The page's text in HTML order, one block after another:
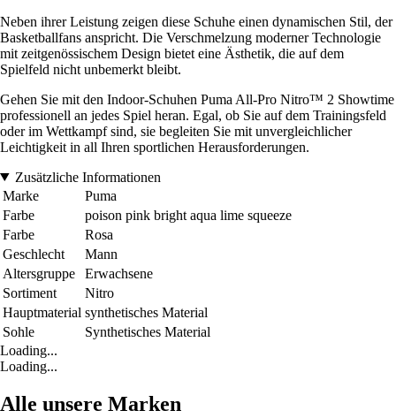
Neben ihrer Leistung zeigen diese Schuhe einen dynamischen Stil, der
Basketballfans anspricht. Die Verschmelzung moderner Technologie
mit zeitgenössischem Design bietet eine Ästhetik, die auf dem
Spielfeld nicht unbemerkt bleibt.
Gehen Sie mit den Indoor-Schuhen Puma All-Pro Nitro™ 2 Showtime
professionell an jedes Spiel heran. Egal, ob Sie auf dem Trainingsfeld
oder im Wettkampf sind, sie begleiten Sie mit unvergleichlicher
Leichtigkeit in all Ihren sportlichen Herausforderungen.
Zusätzliche Informationen
Marke
Puma
Farbe
poison pink bright aqua lime squeeze
Farbe
Rosa
Geschlecht
Mann
Altersgruppe
Erwachsene
Sortiment
Nitro
Hauptmaterial synthetisches Material
Sohle
Synthetisches Material
Loading...
Loading...
Alle unsere Marken